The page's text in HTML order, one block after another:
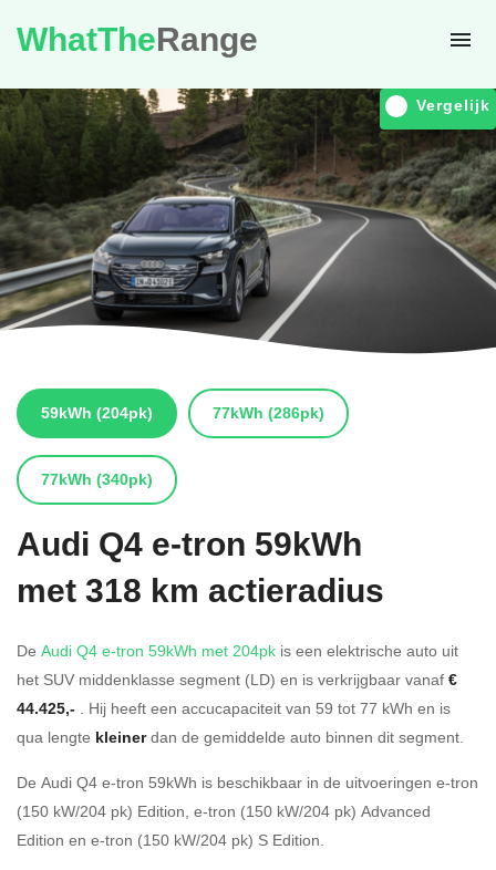
WhatTheRange
Vergelijk
59kWh (204pk) 77kWh (286pk)
77kWh (340pk)
Audi Q4 e-tron 59kWh
met 318 km actieradius
De Audi Q4 e-tron 59kWh met 204pk is een elektrische auto uit
het SUV middenklasse segment (LD) en is verkrijgbaar vanaf €
44.425,- . Hij heeft een accucapaciteit van 59 tot 77 kWh en is
qua lengte kleinerdan de gemiddelde auto binnen dit segment.
De Audi Q4 e-tron 59kWh is beschikbaar in de uitvoeringen e-tron
(150 kW/204 pk) Edition, e-tron (150 kW/204 pk) Advanced
Edition en e-tron (150 kW/204 pk) S Edition.